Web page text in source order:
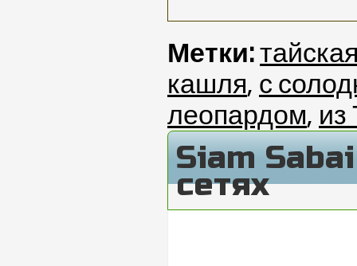
Метки:
кашля, с
леопардом, из
Siam
сетях